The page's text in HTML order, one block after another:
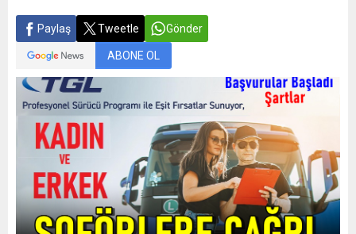
Paylaş Tweetle Gönder
ABONE OL